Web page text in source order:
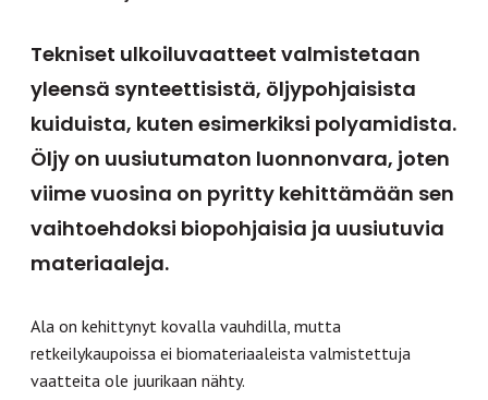
Tekniset ulkoiluvaatteet valmistetaan
yleensä synteettisistä, öljypohjaisista
kuiduista, kuten esimerkiksi polyamidista.
Öljy on uusiutumaton luonnonvara, joten
viime vuosina on pyritty kehittämään sen
vaihtoehdoksi biopohjaisia ja uusiutuvia
materiaaleja.
Ala on kehittynyt kovalla vauhdilla, mutta
retkeilykaupoissa ei biomateriaaleista valmistettuja
vaatteita ole juurikaan nähty.